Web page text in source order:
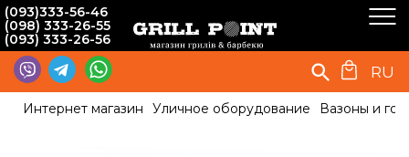
(093)333-56-46
(098) 333-26-55
(093) 333-26-56
RU
Интернет магазин Уличное оборудование Вазоны и